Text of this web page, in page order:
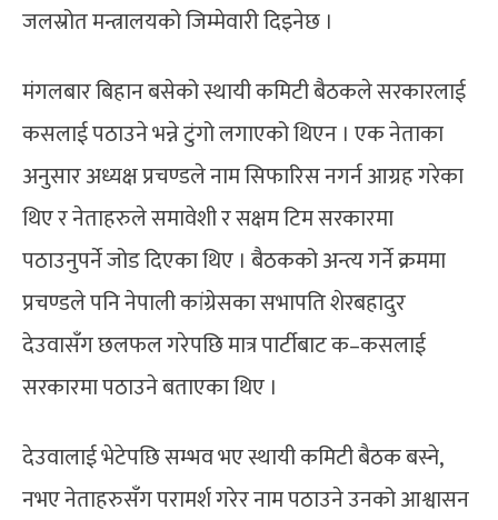
जलस्रोत मन्त्रालयको जिम्मेवारी दिइनेछ ।
मंगलबार बिहान बसेको स्थायी कमिटी बैठकले सरकारलाई
कसलाई पठाउने भन्ने टुंगो लगाएको थिएन । एक नेताका
अनुसार अध्यक्ष प्रचण्डले नाम सिफारिस नगर्न आग्रह गरेका
थिए र नेताहरुले समावेशी र सक्षम टिम सरकारमा
पठाउनुपर्ने जोड दिएका थिए । बैठकको अन्त्य गर्ने क्रममा
प्रचण्डले पनि नेपाली कांग्रेसका सभापति शेरबहादुर
देउवासँग छलफल गरेपछि मात्र पार्टीबाट क–कसलाई
सरकारमा पठाउने बताएका थिए ।
देउवालाई भेटेपछि सम्भव भए स्थायी कमिटी बैठक बस्ने,
नभए नेताहरुसँग परामर्श गरेर नाम पठाउने उनको आश्वासन